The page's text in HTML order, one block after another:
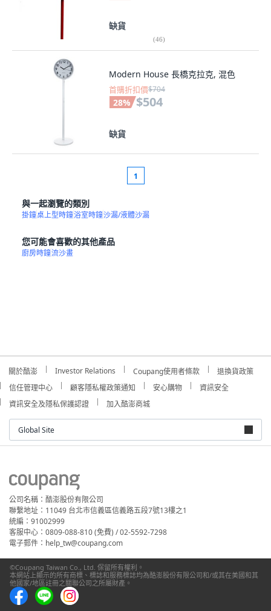
缺貨
(46)
Modern House 長橋克拉克, 混色
首購折扣價$704
28% $504
缺貨
1
與一起瀏覽的類別
掛鐘桌上型時鐘浴室時鐘沙漏/液體沙漏
您可能會喜歡的其他產品
廚房時鐘流沙畫
關於酷澎 Investor Relations Coupang使用者條款
退換貨政策
信任管理中心
顧客隱私權政策通知 安心購物
資訊安全
資訊安全及隱私保護認證
加入酷澎商城
Global Site
公司名稱：酷澎股份有限公司
聯繫地址：11049 台北市信義區信義路五段7號13樓之1
統編：91002999
客服中心：0809-088-810 (免費) / 02-5592-7298
電子郵件：help_tw@coupang.com
©Coupang Taiwan Co., Ltd. 保留所有權利。
本網站上顯示的所有商標、標誌和服務標誌均為酷澎股份有限公司和/或其在美國和其
他國家/地區註冊之關聯公司之所屬財產。